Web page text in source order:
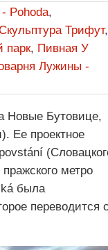
Pohoda,
Трифут,
парк, Пивная У
Лужины -
Новые Бутовице,
Ее проектное
метро
была
переводится